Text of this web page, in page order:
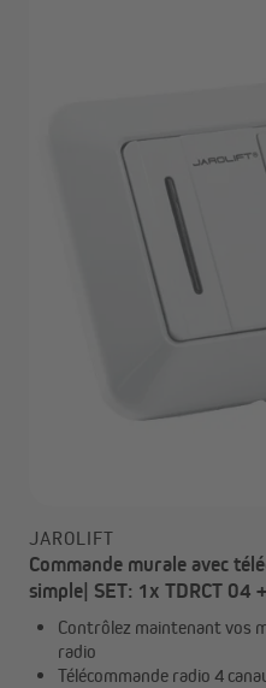
JAROLIFT
Commande murale avec
simple| SET: 1x TDRCT 04
Contrôlez maintenant vos
radio
Télécommande radio 4